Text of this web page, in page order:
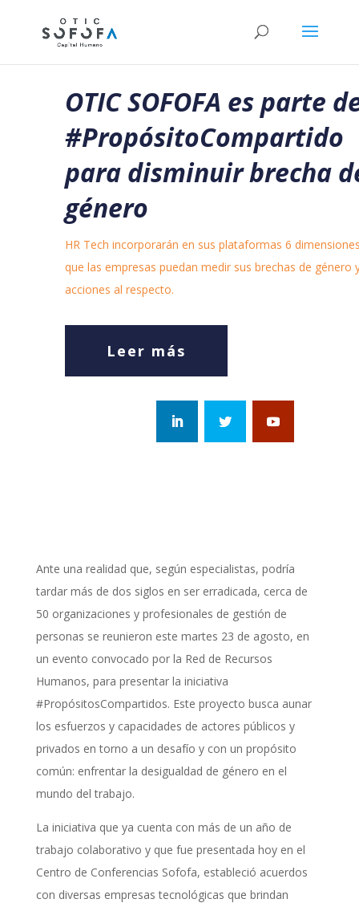
OTIC SOFOFA es parte
#PropósitoCompartido
para disminuir brecha
género
HR Tech incorporarán en sus plataformas 6
que las empresas puedan medir sus brechas de género
acciones al respecto.
Leer más
Ante una realidad que, según especialistas, podría
tardar más de dos siglos en ser erradicada, cerca de
50 organizaciones y profesionales de gestión de
personas se reunieron este martes 23 de agosto, en
un evento convocado por la Red de Recursos
Humanos, para presentar la iniciativa
#PropósitosCompartidos. Este proyecto busca aunar
los esfuerzos y capacidades de actores públicos y
privados en torno a un desafío y con un propósito
común: enfrentar la desigualdad de género en el
mundo del trabajo.
La iniciativa que ya cuenta con más de un año de
trabajo colaborativo y que fue presentada hoy en el
Centro de Conferencias Sofofa, estableció acuerdos
con diversas empresas tecnológicas que brindan